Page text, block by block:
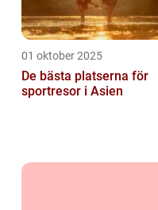
01 oktober 2025
De bästa platserna för
sportresor i Asien